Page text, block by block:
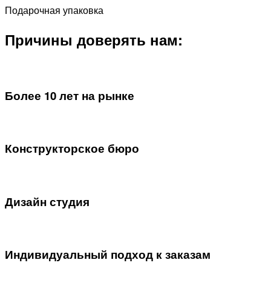
Подарочная упаковка
Причины доверять нам:
Более 10 лет на рынке
Конструкторское бюро
Дизайн студия
Индивидуальный подход к заказам